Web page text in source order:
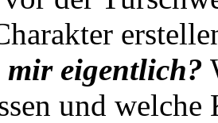
mir eigentlich?
und